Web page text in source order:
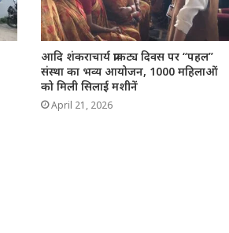
आदि शंकराचार्य प्राकट्य दिवस पर “पहल”
संस्था का भव्य आयोजन, 1000 महिलाओं
को मिली सिलाई मशीनें
April 21, 2026